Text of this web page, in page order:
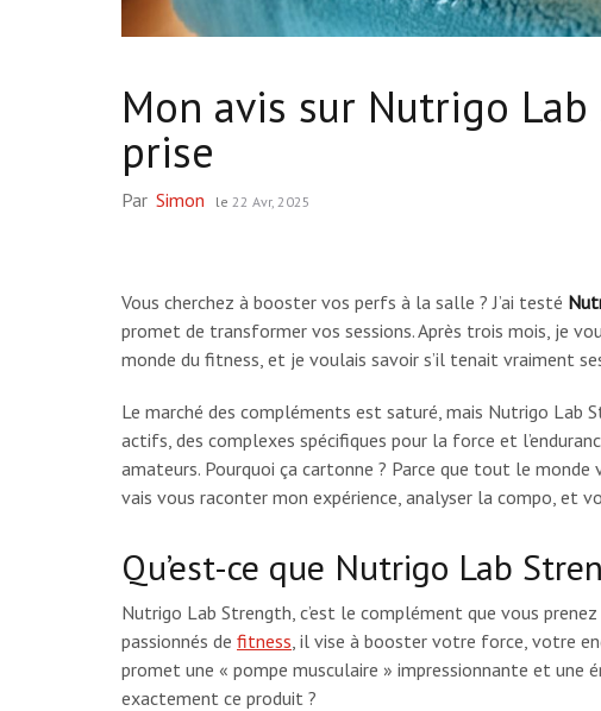
Mon avis sur Nutrigo
prise
Par Simon le 22 Avr, 2025
Vous cherchez à booster vos perfs à la salle ? J’ai testé
promet de transformer vos sessions. Après trois mois, je
monde du fitness, et je voulais savoir s’il tenait vraiment
Le marché des compléments est saturé, mais Nutrigo Lab
actifs, des complexes spécifiques pour la force et
amateurs. Pourquoi ça cartonne ? Parce que tout le monde
vais vous raconter mon expérience, analyser la compo, et
Qu’est-ce que Nutrigo Lab
Nutrigo Lab Strength, c’est le complément que vous
passionnés de fitness, il vise à booster votre force, votre
promet une « pompe musculaire » impressionnante et une
exactement ce produit ?